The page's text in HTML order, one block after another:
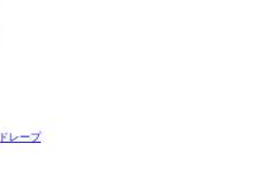
ドレープ